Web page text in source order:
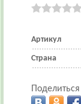
Артикул
Страна